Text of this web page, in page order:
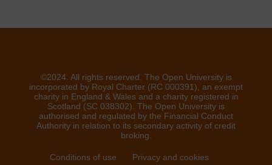
©2024. All rights reserved. The Open University is
incorporated by Royal Charter (RC 000391), an exempt
charity in England & Wales and a charity registered in
Scotland (SC 038302). The Open University is
authorised and regulated by the Financial Conduct
Authority in relation to its secondary activity of credit
broking.
Conditions of use
Privacy and cookies